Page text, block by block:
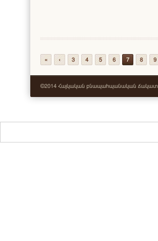
« ‹ 3 4 5 6 7 8 9
©2014 Հայկական բնապահպանական ճակատ